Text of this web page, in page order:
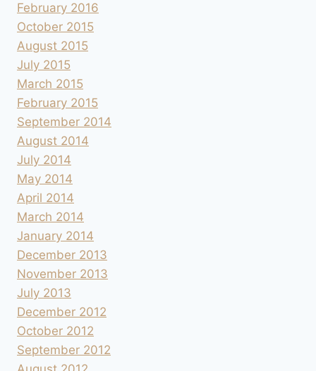
February 2016
October 2015
August 2015
July 2015
March 2015
February 2015
September 2014
August 2014
July 2014
May 2014
April 2014
March 2014
January 2014
December 2013
November 2013
July 2013
December 2012
October 2012
September 2012